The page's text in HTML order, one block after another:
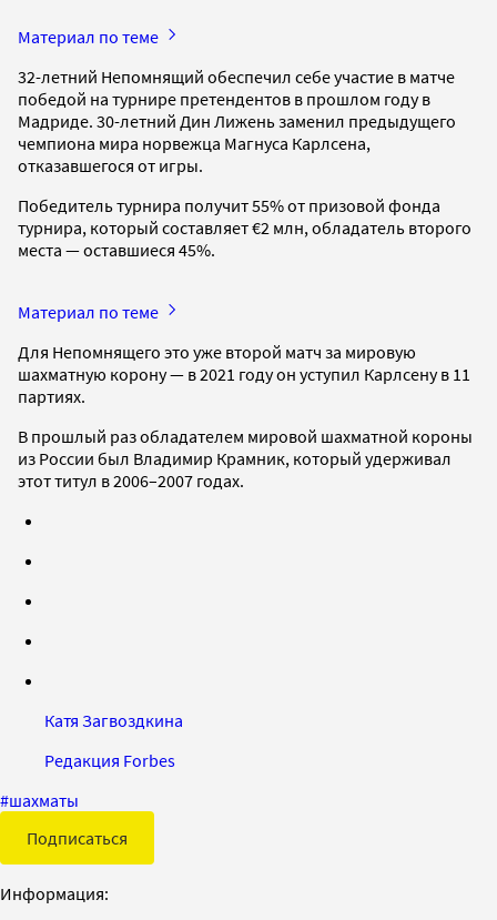
Материал по теме
32-летний Непомнящий обеспечил себе участие в матче
победой на турнире претендентов в прошлом году в
Мадриде. 30-летний Дин Лижень заменил предыдущего
чемпиона мира норвежца Магнуса Карлсена,
отказавшегося от игры.
Победитель турнира получит 55% от призовой фонда
турнира, который составляет €2 млн, обладатель второго
места — оставшиеся 45%.
Материал по теме
Для Непомнящего это уже второй матч за мировую
шахматную корону — в 2021 году он уступил Карлсену в 11
партиях.
В прошлый раз обладателем мировой шахматной короны
из России был Владимир Крамник, который удерживал
этот титул в 2006–2007 годах.
Катя Загвоздкина
Редакция Forbes
#шахматы
Подписаться
Информация: